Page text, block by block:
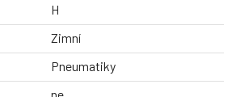
H
Zimní
Pneumatiky